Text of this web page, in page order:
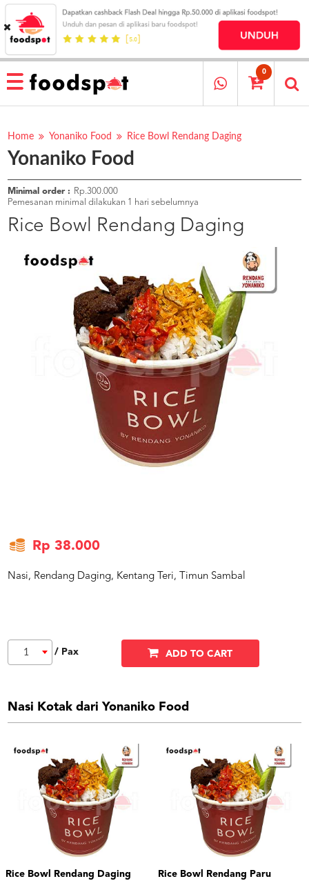
HOME
MENU
RESTAURANT
PESAN
OUR
COMPANY
KATA
MEREKA
KATALOG
PROGRAM
0
Home Yonaniko Food Rice Bowl Rendang Daging
Yonaniko Food
Minimal order :
Rp.300.000
Pemesanan minimal dilakukan 1 hari sebelumnya
Rice Bowl Rendang Daging
Rp 38.000
Nasi, Rendang Daging, Kentang Teri, Timun Sambal
1 / Pax ADD TO CART
Nasi Kotak dari Yonaniko Food
Rice Bowl Rendang Daging
Rice Bowl Rendang Paru